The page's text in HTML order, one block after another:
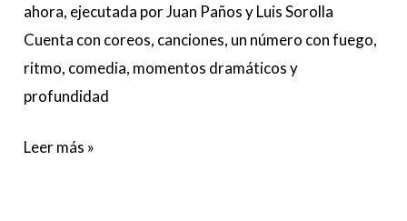
ahora, ejecutada por Juan Paños y Luis Sorolla
Cuenta con coreos, canciones, un número con fuego,
ritmo, comedia, momentos dramáticos y
profundidad
Leer más »